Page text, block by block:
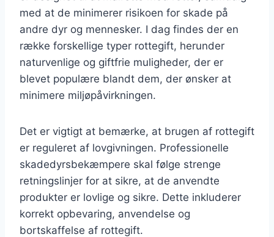
med at de minimerer risikoen for skade på
andre dyr og mennesker. I dag findes der en
række forskellige typer rottegift, herunder
naturvenlige og giftfrie muligheder, der er
blevet populære blandt dem, der ønsker at
minimere miljøpåvirkningen.
Det er vigtigt at bemærke, at brugen af rottegift
er reguleret af lovgivningen. Professionelle
skadedyrsbekæmpere skal følge strenge
retningslinjer for at sikre, at de anvendte
produkter er lovlige og sikre. Dette inkluderer
korrekt opbevaring, anvendelse og
bortskaffelse af rottegift.